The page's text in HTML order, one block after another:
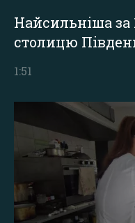
Найсильніша за
столицю
1:51